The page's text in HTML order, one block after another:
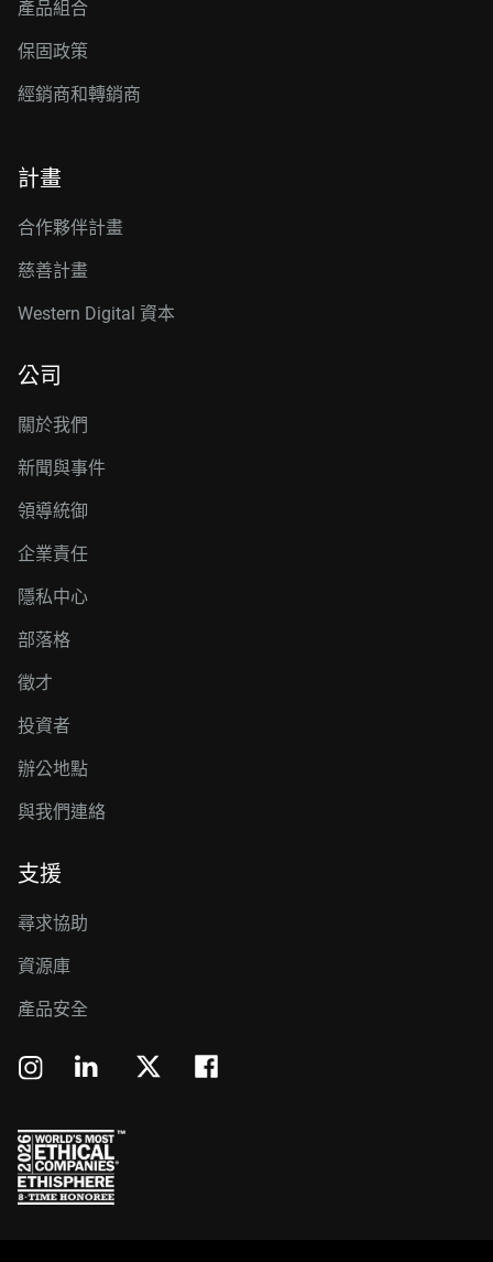
產品組合
保固政策
經銷商和轉銷商
計畫
合作夥伴計畫
慈善計畫
Western Digital 資本
公司
關於我們
新聞與事件
領導統御
企業責任
隱私中心
部落格
徵才
投資者
辦公地點
與我們連絡
支援
尋求協助
資源庫
產品安全